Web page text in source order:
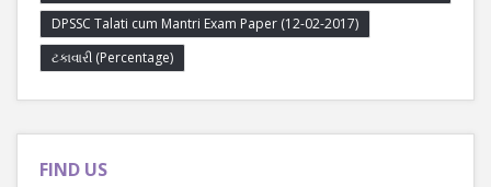
DPSSC Talati cum Mantri Exam Paper (12-02-2017)
ટકાવારી (Percentage)
FIND US